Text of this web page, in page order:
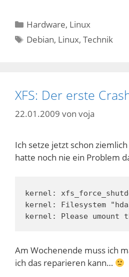
Kategorien
Hardware, Linux
Schlagwörter
Debian, Linux,Technik
XFS: Der erste
22.01.2009 von voja
Ich setze jetzt schon ziemlich
hatte noch nie ein Problem
kernel:
kernel: Filesystem
kernel: Please
Am Wochenende muss ich
ich das reparieren kann…